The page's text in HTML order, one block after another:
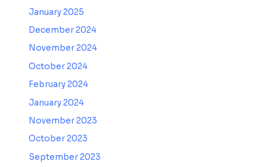
January 2025
December 2024
November 2024
October 2024
February 2024
January 2024
November 2023
October 2023
September 2023